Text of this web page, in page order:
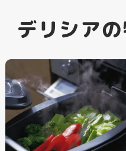
デリシア